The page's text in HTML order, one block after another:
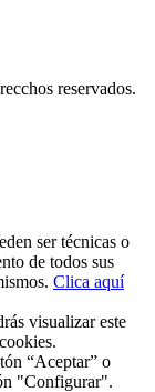
reservados.
ser técnicas o
de todos sus
Clica aquí
visualizar este
“Aceptar” o
"Configurar".